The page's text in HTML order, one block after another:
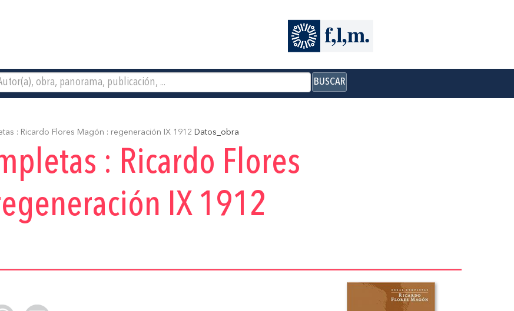
BUSCAR
: Ricardo Flores Magón : regeneración IX 1912 Datos_obra
: Ricardo Flores
IX 1912